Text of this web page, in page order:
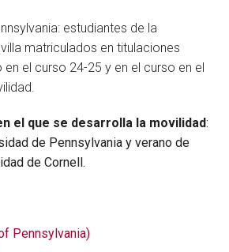
estudiantes de la
matriculados en titulaciones
el curso 24-25 y en el curso en el
el que se desarrolla la movilidad:
de Pennsylvania y verano de
de Cornell.
Pennsylvania)